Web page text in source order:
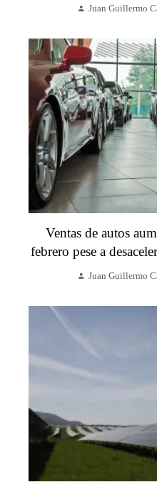
Juan Guillermo
Ventas de autos
febrero pese a
Juan Guillermo